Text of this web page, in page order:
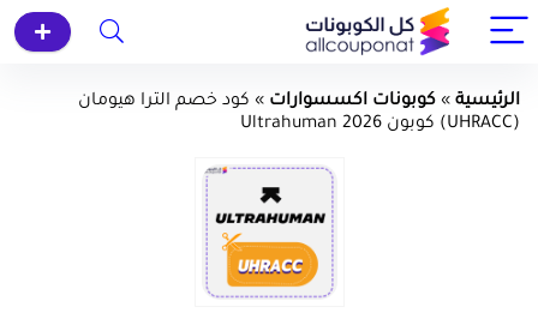
الرئيسية » كوبونات اكسسوارات » كود خصم الترا هيومان
(UHRACC) كوبون Ultrahuman 2026